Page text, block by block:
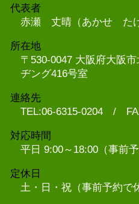
代表者
赤瀬 丈晴（あかせ たけ
所在地
〒530-0047 大阪府大阪
ヂング416号室
連絡先
TEL:06-6315-0204 /
対応時間
平日 9:00～18:00（事前
定休日
土・日・祝（事前予約で